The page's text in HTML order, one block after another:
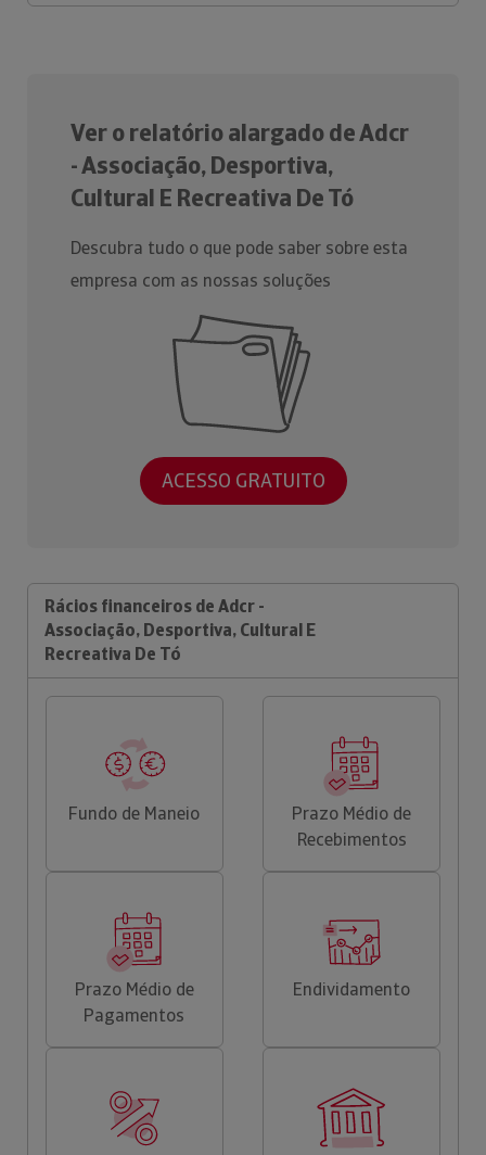
Ver o relatório alargado de Adcr
- Associação, Desportiva,
Cultural E Recreativa De Tó
Descubra tudo o que pode saber sobre esta
empresa com as nossas soluções
ACESSO GRATUITO
Rácios financeiros de Adcr -
Associação, Desportiva, Cultural E
Recreativa De Tó
Fundo de Maneio
Prazo Médio de
Recebimentos
Prazo Médio de
Pagamentos
Endividamento